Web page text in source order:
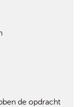
de opdracht